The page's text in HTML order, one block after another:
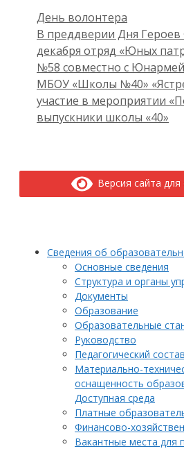
День волонтера
В преддверии Дня Героев
декабря отряд «Юных
№58 совместно с
МБОУ «Школы №40»
участие в мероприятии
выпускники школы «40»
Версия сайта
Сведения об
Основные сведения
Структура и органы
Документы
Образование
Образовательные
Руководство
Педагогический состав
Материально-
оснащенность
Доступная среда
Платные
Финансово-
Вакантные места для